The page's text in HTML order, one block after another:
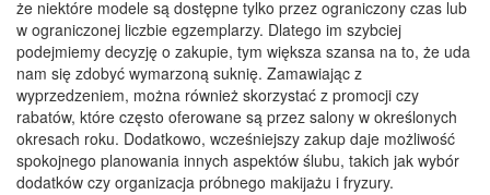
że niektóre modele są dostępne tylko przez ograniczony czas lub
w ograniczonej liczbie egzemplarzy. Dlatego im szybciej
podejmiemy decyzję o zakupie, tym większa szansa na to, że uda
nam się zdobyć wymarzoną suknię. Zamawiając z
wyprzedzeniem, można również skorzystać z promocji czy
rabatów, które często oferowane są przez salony w określonych
okresach roku. Dodatkowo, wcześniejszy zakup daje możliwość
spokojnego planowania innych aspektów ślubu, takich jak wybór
dodatków czy organizacja próbnego makijażu i fryzury.